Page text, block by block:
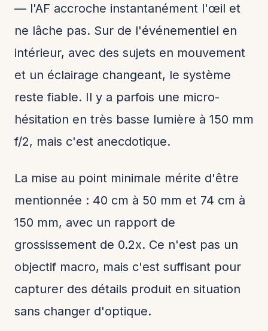
— l'AF accroche instantanément l'œil et
ne lâche pas. Sur de l'événementiel en
intérieur, avec des sujets en mouvement
et un éclairage changeant, le système
reste fiable. Il y a parfois une micro-
hésitation en très basse lumière à 150 mm
f/2, mais c'est anecdotique.
La mise au point minimale mérite d'être
mentionnée : 40 cm à 50 mm et 74 cm à
150 mm, avec un rapport de
grossissement de 0.2x. Ce n'est pas un
objectif macro, mais c'est suffisant pour
capturer des détails produit en situation
sans changer d'optique.